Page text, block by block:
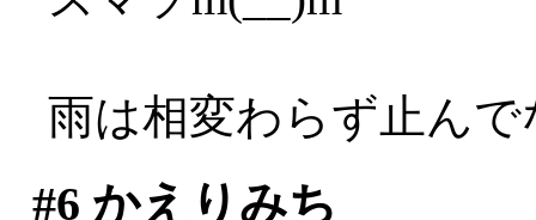
雨は相変わらず止ん
#6 かえりみち